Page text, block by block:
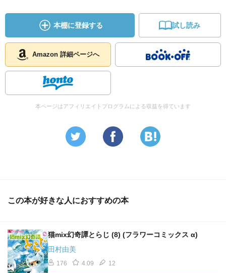
本棚に登録する 試し読み
Amazon 詳細ページへ
本ページはアフィリエイトプログラムによる収益を得ています
この本が好きな人におすすめの本
猫mix幻奇譚とらじ (8) (フラワーコミックス α)
田村由美
176 4.09 12